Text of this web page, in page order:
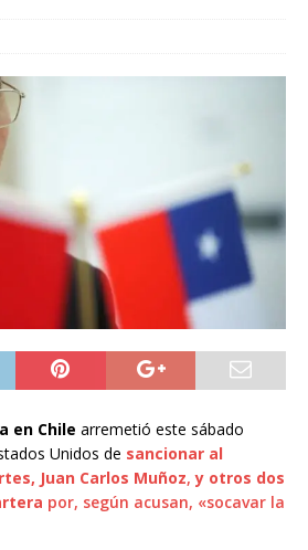
en Chile arremetió este sábado
Unidos de sancionar al
Juan Carlos Muñoz,y otros dos
por, según acusan, «socavar la